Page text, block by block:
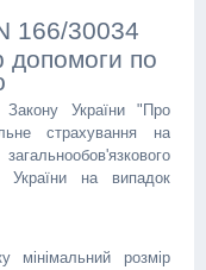
166/30034
допомоги по
України "Про
страхування на
України на випадок
мінімальний розмір